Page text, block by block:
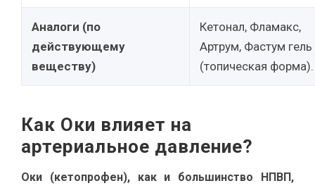
Аналоги (по
действующему
веществу)
Кетонал, Фламакс,
Артрум, Фастум гель
(топическая форма).
Как Оки влияет на
артериальное давление?
Оки (кетопрофен), как и большинство НПВП,